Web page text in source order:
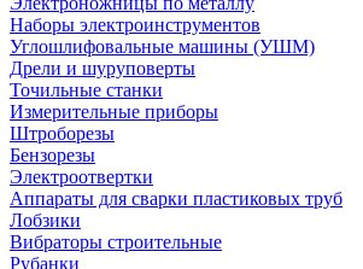
Наборы электроинструментов
Углошлифовальные машины (УШМ)
Дрели и шуруповерты
Точильные станки
Измерительные приборы
Штроборезы
Бензорезы
Электроотвертки
Аппараты для сварки пластиковых труб
Лобзики
Вибраторы строительные
Рубанки